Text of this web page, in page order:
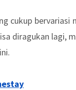
cukup
diragukan lagi,